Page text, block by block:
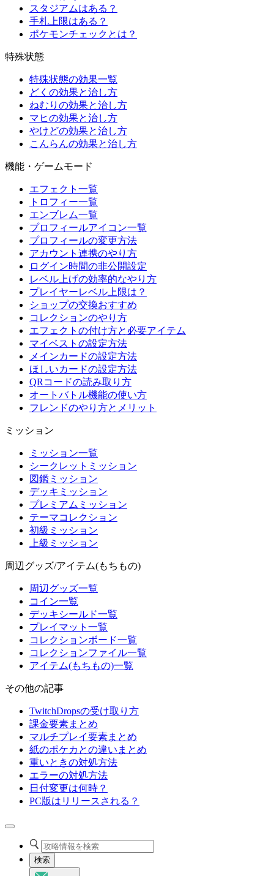
スタジアムはある？
手札上限はある？
ポケモンチェックとは？
特殊状態
特殊状態の効果一覧
どくの効果と治し方
ねむりの効果と治し方
マヒの効果と治し方
やけどの効果と治し方
こんらんの効果と治し方
機能・ゲームモード
エフェクト一覧
トロフィー一覧
エンブレム一覧
プロフィールアイコン一覧
プロフィールの変更方法
アカウント連携のやり方
ログイン時間の非公開設定
レベル上げの効率的なやり方
プレイヤーレベル上限は？
ショップの交換おすすめ
コレクションのやり方
エフェクトの付け方と必要アイテム
マイベストの設定方法
メインカードの設定方法
ほしいカードの設定方法
QRコードの読み取り方
オートバトル機能の使い方
フレンドのやり方とメリット
ミッション
ミッション一覧
シークレットミッション
図鑑ミッション
デッキミッション
プレミアムミッション
テーマコレクション
初級ミッション
上級ミッション
周辺グッズ/アイテム(もちもの)
周辺グッズ一覧
コイン一覧
デッキシールド一覧
プレイマット一覧
コレクションボード一覧
コレクションファイル一覧
アイテム(もちもの)一覧
その他の記事
TwitchDropsの受け取り方
課金要素まとめ
マルチプレイ要素まとめ
紙のポケカとの違いまとめ
重いときの対処方法
エラーの対処方法
日付変更は何時？
PC版はリリースされる？
検索